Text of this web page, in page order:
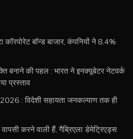
कॉरपोरेट बॉन्ड बाजार, कंपनियों ने 8.4%
बनाने की पहल : भारत ने इनक्यूबेटर नेटवर्क
प्रस्ताव
: विदेशी सहायता जनकल्याण तक ही
वापसी करने वाली हैं, गैब्रिएला डेमेट्रिएड्स